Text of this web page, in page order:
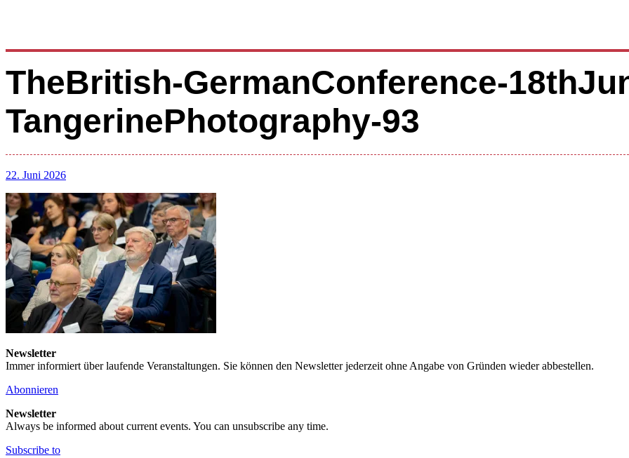
TheBritish-GermanConference-
TangerinePhotography-93
22. Juni 2026
Newsletter
Immer informiert über laufende Veranstaltungen. Sie können den Newsletter jederzeit ohne Angabe von Gründen wieder abbestellen.
Abonnieren
Newsletter
Always be informed about current events. You can unsubscribe any time.
Subscribe to